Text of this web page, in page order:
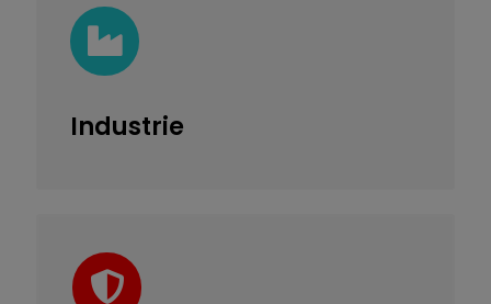
Industrie